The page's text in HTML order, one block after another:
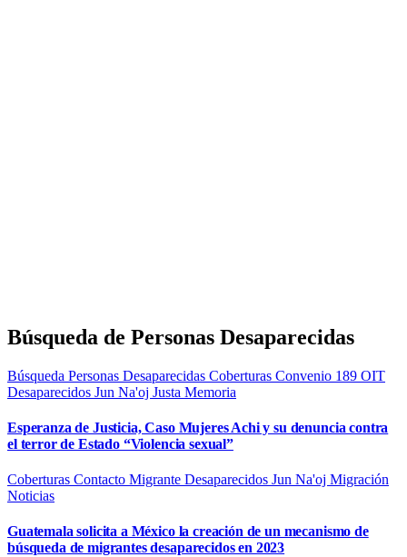
Búsqueda de Personas Desaparecidas
Búsqueda Personas Desaparecidas Coberturas Convenio 189 OIT
Desaparecidos Jun Na'oj Justa Memoria
Esperanza de Justicia, Caso Mujeres Achi y su denuncia contra
el terror de Estado “Violencia sexual”
Coberturas Contacto Migrante Desaparecidos Jun Na'oj Migración
Noticias
Guatemala solicita a México la creación de un mecanismo de
búsqueda de migrantes desaparecidos en 2023